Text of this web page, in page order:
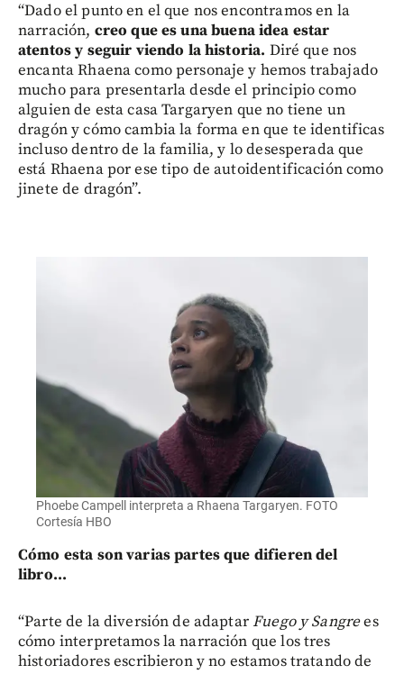
“Dado el punto en el que nos encontramos en la
narración, creo que es una buena idea estar
atentos y seguir viendo la historia. Diré que nos
encanta Rhaena como personaje y hemos trabajado
mucho para presentarla desde el principio como
alguien de esta casa Targaryen que no tiene un
dragón y cómo cambia la forma en que te identificas
incluso dentro de la familia, y lo desesperada que
está Rhaena por ese tipo de autoidentificación como
jinete de dragón”.
Phoebe Campell interpreta a Rhaena Targaryen. FOTO
Cortesía HBO
Cómo esta son varias partes que difieren del
libro...
“Parte de la diversión de adaptarFuego y Sangrees
cómo interpretamos la narración que los tres
historiadores escribieron y no estamos tratando de